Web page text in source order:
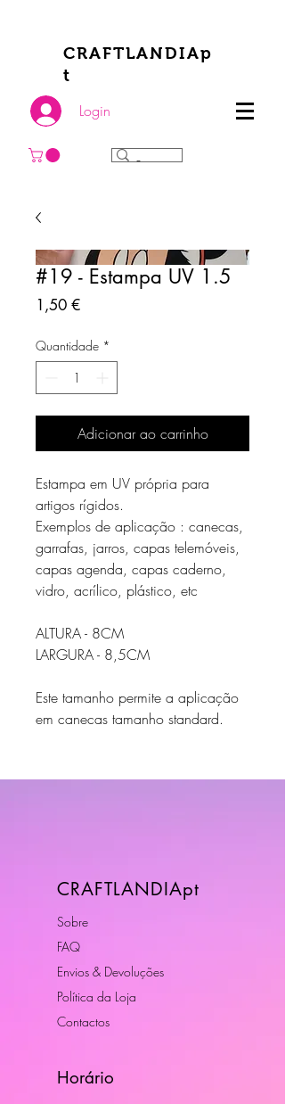
CRAFTLANDIAp
t
Login
#19 - Estampa UV 1.5
1,50 €Preço
Quantidade *
Adicionar ao carrinho
Estampa em UV própria para
artigos rígidos.
Exemplos de aplicação : canecas,
garrafas, jarros, capas telemóveis,
capas agenda, capas caderno,
vidro, acrílico, plástico, etc
ALTURA - 8CM
LARGURA - 8,5CM
Este tamanho permite a aplicação
em canecas tamanho standard.
CRAFTLANDIApt
Sobre
FAQ
Envios & Devoluções
Política da Loja
Contactos
Horário